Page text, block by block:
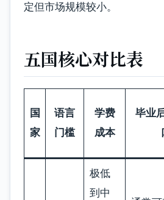
定但市场规模较小。
五国核心对比表
国
家
语言
门槛
学费
成本
毕业
极低
到中